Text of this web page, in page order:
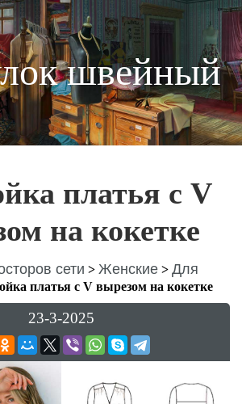
швейный
платья с V
на кокетке
сети > Женские > Для
платья с V вырезом на кокетке
23-3-2025